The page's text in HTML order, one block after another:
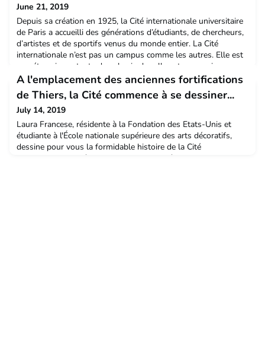
June 21, 2019
Depuis sa création en 1925, la Cité internationale universitaire
de Paris a accueilli des générations d’étudiants, de chercheurs,
d’artistes et de sportifs venus du monde entier. La Cité
internationale n’est pas un campus comme les autres. Elle est
une étape importante dans la vie de celles et ceux qui y
passent en créant un rapport au monde différent. Les alumni
appartiennent à une grande famille
A l'emplacement des anciennes fortifications
de Thiers, la Cité commence à se dessiner...
July 14, 2019
Laura Francese, résidente à la Fondation des Etats-Unis et
étudiante à l'École nationale supérieure des arts décoratifs,
dessine pour vous la formidable histoire de la Cité
internationale. Après "La pose de la première pierre", voici "La